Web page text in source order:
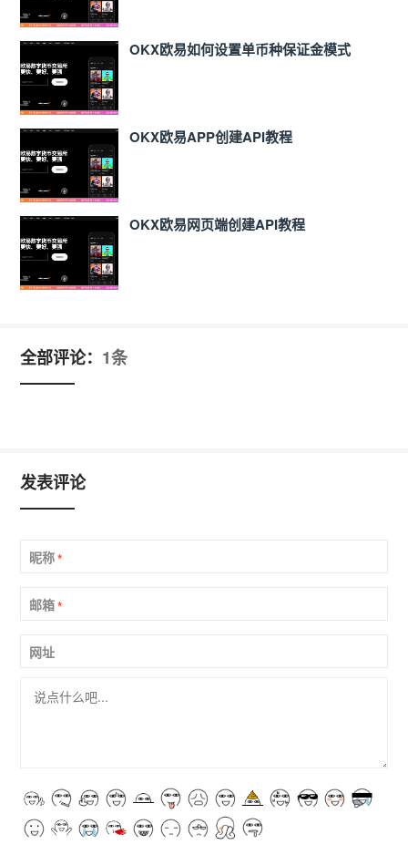
OKX欧易如何设置单币种保证金模式
OKX欧易APP创建API教程
OKX欧易网页端创建API教程
全部评论： 1条
发表评论
昵称*
邮箱*
网址